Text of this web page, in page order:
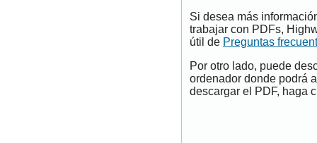
Si desea más
trabajar con PDFs,
útil de Preguntas
Por otro lado, puede
ordenador donde podrá
descargar el PDF, haga